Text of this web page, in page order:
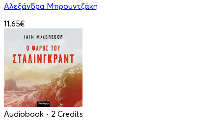
Αλεξάνδρα Μπρουντζάκη
11.65€
Audiobook • 2 Credits